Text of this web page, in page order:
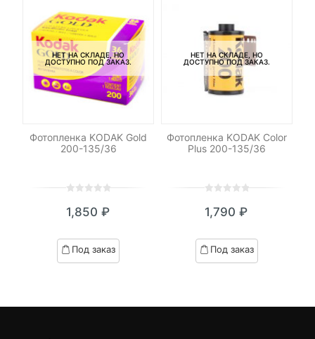
НЕТ НА СКЛАДЕ, НО
ДОСТУПНО ПОД ЗАКАЗ.
Фотопленка KODAK Gold
200-135/36
out
based
on
1,850 ₽
Под заказ
НЕТ НА СКЛАДЕ, НО
ДОСТУПНО ПОД ЗАКАЗ.
Фотопленка KODAK Color
Plus 200-135/36
out
based
on
1,790 ₽
Под заказ